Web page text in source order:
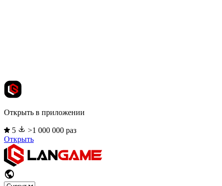
Открыть в приложении
5
>1 000 000 раз
Открыть